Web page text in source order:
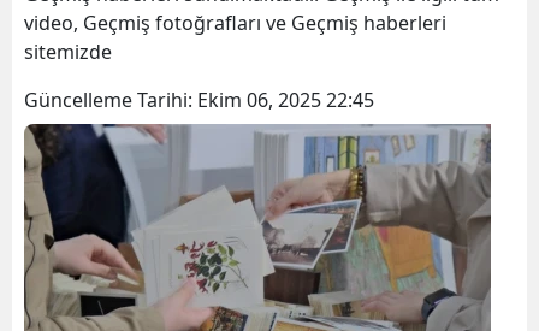
video, Geçmiş fotoğrafları ve Geçmiş haberleri
sitemizde
Güncelleme Tarihi: Ekim 06, 2025 22:45